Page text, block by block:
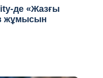
де «Жазғы
жұмысын